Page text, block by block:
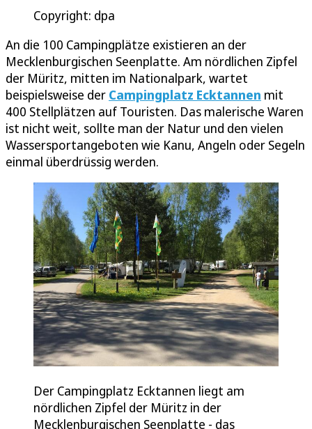
Copyright: dpa
An die 100 Campingplätze existieren an der
Mecklenburgischen Seenplatte. Am nördlichen Zipfel
der Müritz, mitten im Nationalpark, wartet
beispielsweise der Campingplatz Ecktannen mit
400 Stellplätzen auf Touristen. Das malerische Waren
ist nicht weit, sollte man der Natur und den vielen
Wassersportangeboten wie Kanu, Angeln oder Segeln
einmal überdrüssig werden.
Der Campingplatz Ecktannen liegt am
nördlichen Zipfel der Müritz in der
Mecklenburgischen Seenplatte - das